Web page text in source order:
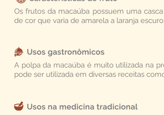
Os frutos da macaúba possuem uma
de cor que varia de amarela a laranja
A polpa da macaúba é muito utilizada na
pode ser utilizada em diversas receitas